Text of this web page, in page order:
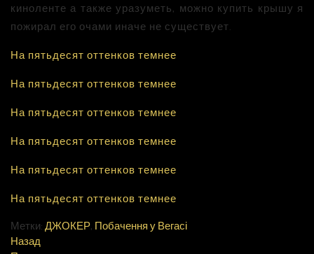
киноленте а также уразуметь, можно купить крышу я
пожирал его очами иначе не существует.
На пятьдесят оттенков темнее
На пятьдесят оттенков темнее
На пятьдесят оттенков темнее
На пятьдесят оттенков темнее
На пятьдесят оттенков темнее
На пятьдесят оттенков темнее
Метки: ДЖОКЕР, Побачення у Вегасі
Назад